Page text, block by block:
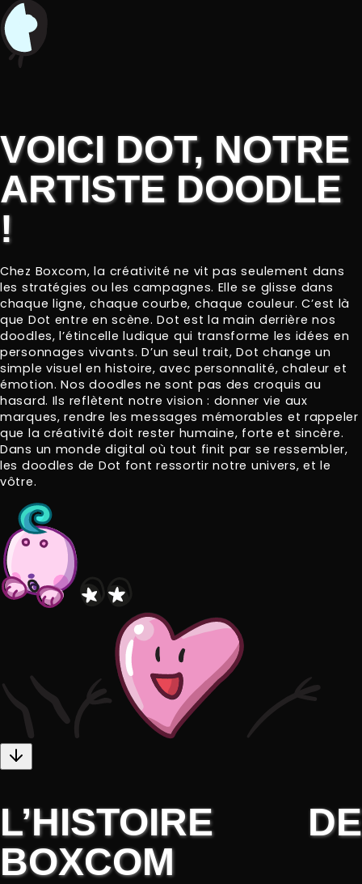
VOICI DOT, NOTRE
ARTISTE DOODLE
!
Chez Boxcom, la créativité ne vit pas seulement dans
les stratégies ou les campagnes. Elle se glisse dans
chaque ligne, chaque courbe, chaque couleur. C’est là
que Dot entre en scène. Dot est la main derrière nos
doodles, l’étincelle ludique qui transforme les idées en
personnages vivants. D’un seul trait, Dot change un
simple visuel en histoire, avec personnalité, chaleur et
émotion. Nos doodles ne sont pas des croquis au
hasard. Ils reflètent notre vision : donner vie aux
marques, rendre les messages mémorables et rappeler
que la créativité doit rester humaine, forte et sincère.
Dans un monde digital où tout finit par se ressembler,
les doodles de Dot font ressortir notre univers, et le
vôtre.
L’HISTOIRE DE
BOXCOM